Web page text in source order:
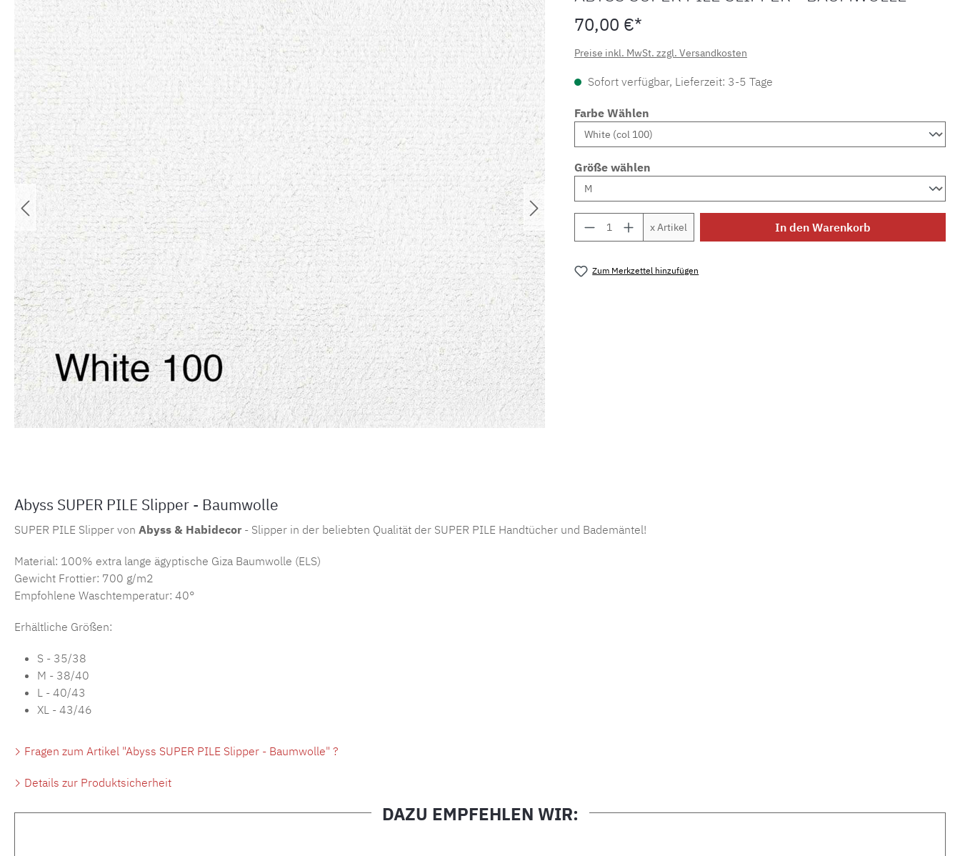
70,00 €*
Preise inkl. MwSt. zzgl. Versandkosten
Sofort verfügbar, Lieferzeit: 3-5 Tage
Farbe Wählen
Größe wählen
Produkt Anzahl: Gib den gewünschten Wert ein
x Artikel In den Warenkorb
Zum Merkzettel hinzufügen
Abyss SUPER PILE Slipper - Baumwolle
SUPER PILE Slipper von Abyss & Habidecor - Slipper in der beliebten Qualität der SUPER PILE Handtücher und Bademäntel!
Material: 100% extra lange ägyptische Giza Baumwolle (ELS)
Gewicht Frottier: 700 g/m2
Empfohlene Waschtemperatur: 40°
Erhältliche Größen:
S - 35/38
M - 38/40
L - 40/43
XL - 43/46
Fragen zum Artikel "Abyss SUPER PILE Slipper - Baumwolle" ?
Details zur Produktsicherheit
DAZU EMPFEHLEN WIR: